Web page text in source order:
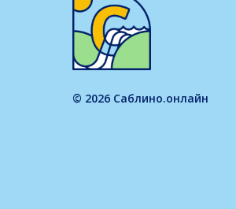
© 2026 Саблино.онлайн